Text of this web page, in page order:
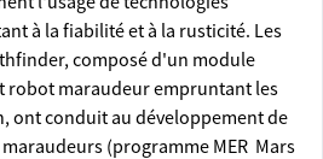
à la fiabilité et à la rusticité. Les
composé d'un module
robot maraudeur empruntant les
ont conduit au développement de
(programme MER  Mars